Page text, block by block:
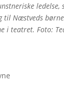
ledelse,
til Næstveds
i teatret. Foto: